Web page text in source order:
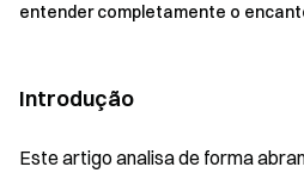
entender completamente o
Introdução
Este artigo analisa de forma